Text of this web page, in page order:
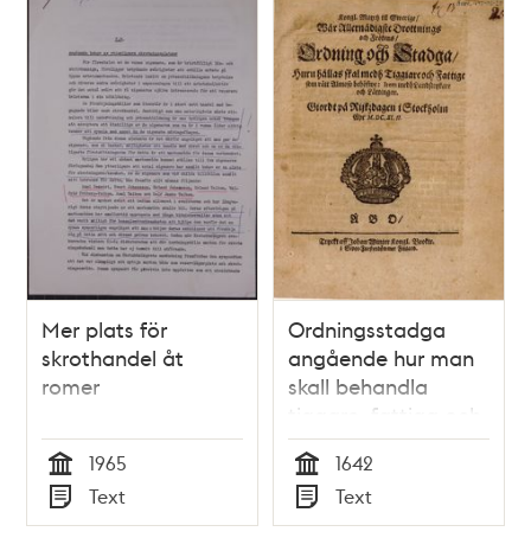
Mer plats för
skrothandel åt
romer
Tid
1965
Typ
Text
Ordningsstadga
angående hur man
skall behandla
tiggare, fattiga och
romer
Tid
1642
Typ
Text